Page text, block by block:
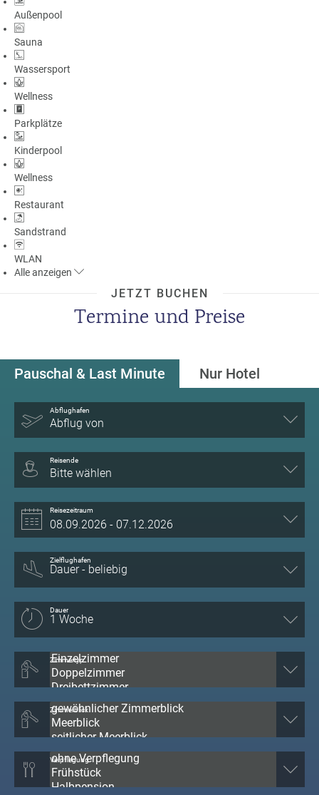
Außenpool
Sauna
Wassersport
Wellness
Parkplätze
Kinderpool
Wellness
Restaurant
Sandstrand
WLAN
Alleanzeigen
JETZT BUCHEN
Termine und Preise
Pauschal & Last Minute Nur Hotel
Abflughafen
Abflug von
Reisende
Bitte wählen
Reisezeitraum
Zielflughafen
Dauer
Zimmertyp
Zimmerblick
Verpflegung